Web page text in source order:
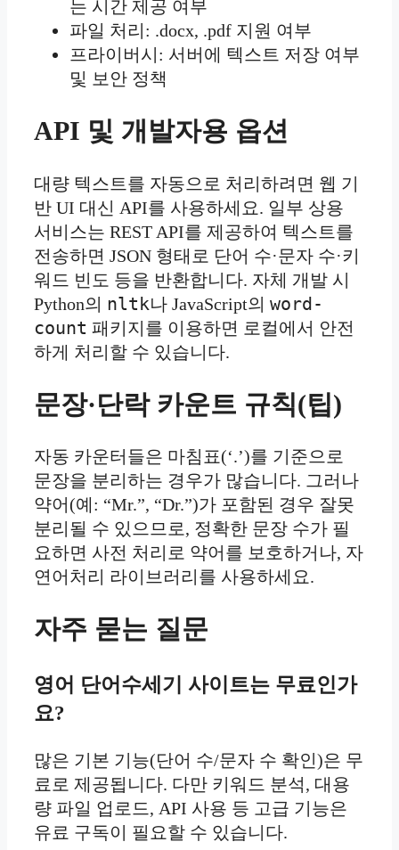
는 시간 제공 여부
파일 처리: .docx, .pdf 지원 여부
프라이버시: 서버에 텍스트 저장 여부
및 보안 정책
API 및 개발자용 옵션
대량 텍스트를 자동으로 처리하려면 웹 기
반 UI 대신 API를 사용하세요. 일부 상용
서비스는 REST API를 제공하여 텍스트를
전송하면 JSON 형태로 단어 수·문자 수·키
워드 빈도 등을 반환합니다. 자체 개발 시
Python의 nltk나 JavaScript의 word-
count 패키지를 이용하면 로컬에서 안전
하게 처리할 수 있습니다.
문장·단락 카운트 규칙(팁)
자동 카운터들은 마침표(‘.’)를 기준으로
문장을 분리하는 경우가 많습니다. 그러나
약어(예: “Mr.”, “Dr.”)가 포함된 경우 잘못
분리될 수 있으므로, 정확한 문장 수가 필
요하면 사전 처리로 약어를 보호하거나, 자
연어처리 라이브러리를 사용하세요.
자주 묻는 질문
영어 단어수세기 사이트는 무료인가
요?
많은 기본 기능(단어 수/문자 수 확인)은 무
료로 제공됩니다. 다만 키워드 분석, 대용
량 파일 업로드, API 사용 등 고급 기능은
유료 구독이 필요할 수 있습니다.